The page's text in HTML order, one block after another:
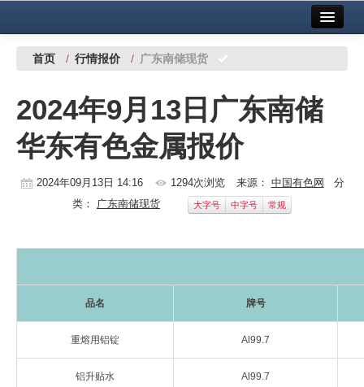
中国有色金属报社主办 广告服务
铜镍铅锌
铝
稀有稀土
科技
镁钛
首页 / 行情报价 / 广东南储现货
2024年9月13日广东南储
华东有色金属报价
2024年09月13日 14:16 1294次浏览 来源： 中国有色网 分
类： 广东南储现货 大字号 中字号 常规
品名 牌号
重熔用铝锭 Al99.7
铝升贴水 Al99.7